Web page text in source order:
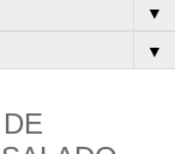
▼
▼